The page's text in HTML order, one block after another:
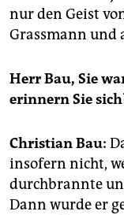
nur den Geist
Grassmann und
Herr Bau, Sie
erinnern Sie
Christian Bau:
insofern nicht,
durchbrannte
Dann wurde er